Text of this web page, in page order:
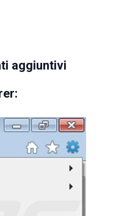
aggiuntivi